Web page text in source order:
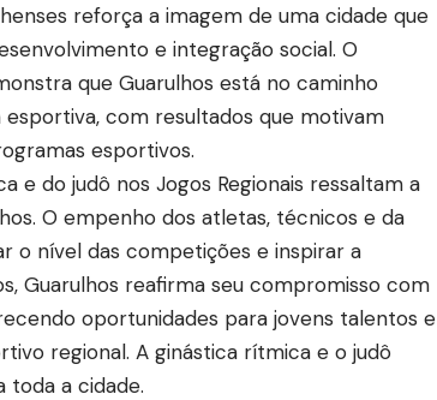
reforça a imagem de uma cidade que
e integração social. O
que Guarulhos está no caminho
com resultados que motivam
esportivos.
e do judô nos Jogos Regionais ressaltam a
O empenho dos atletas, técnicos e da
o nível das competições e inspirar a
Guarulhos reafirma seu compromisso com
oportunidades para jovens talentos e
regional. A ginástica rítmica e o judô
toda a cidade.